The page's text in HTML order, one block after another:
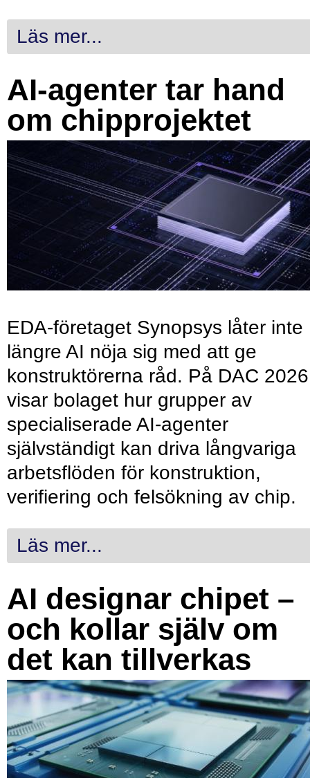
Läs mer...
AI-agenter tar hand
om chipprojektet
EDA-företaget Synopsys låter inte
längre AI nöja sig med att ge
konstruktörerna råd. På DAC 2026
visar bolaget hur grupper av
specialiserade AI-agenter
självständigt kan driva långvariga
arbetsflöden för konstruktion,
verifiering och felsökning av chip.
Läs mer...
AI designar chipet –
och kollar själv om
det kan tillverkas